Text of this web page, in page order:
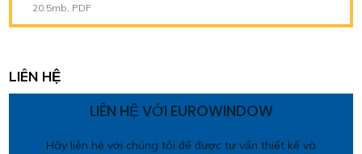
20.5mb, PDF
LIÊN HỆ
LIÊN HỆ VỚI EUROWINDOW
Hãy liên hệ với chúng tôi để được tư vấn thiết kế và